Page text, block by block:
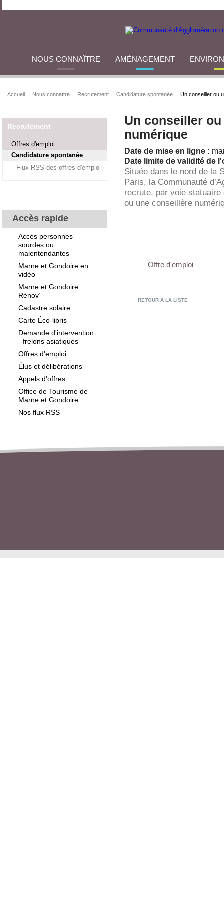
NOUS CONNAÎTRE AMÉNAGEMENT
Accueil Nous connaître Recrutement Candidature spontanée Un conseiller ou
Recrutement
Offres d'emploi
Candidature spontanée
Flux RSS des offres d'emploi
Accès rapide
Accès personnes
sourdes ou
malentendantes
Marne et Gondoire en
vidéo
Marne et Gondoire
Rénov’
Cadastre solaire
Carte Éco-libris
Demande d'intervention
- frelons asiatiques
Offres d'emploi
Élus et délibérations
Appels d'offres
Office de Tourisme de
Marne et Gondoire
Nos flux RSS
Un conseiller
numérique
Date de mise en ligne :
Date limite de validité de
Située dans le nord de la
Paris, la Communauté
recrute, par voie
ou une conseillère
Offre d'emploi
RETOUR À LA LISTE